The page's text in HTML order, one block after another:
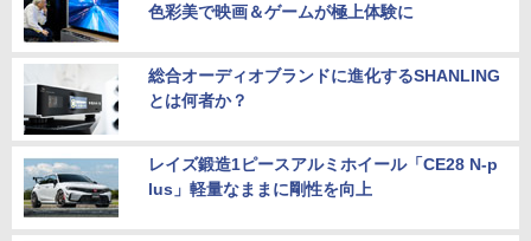
色彩美で映画＆ゲームが極上体験に
総合オーディオブランドに進化するSHANLING
とは何者か？
レイズ鍛造1ピースアルミホイール「CE28 N-p
lus」軽量なままに剛性を向上